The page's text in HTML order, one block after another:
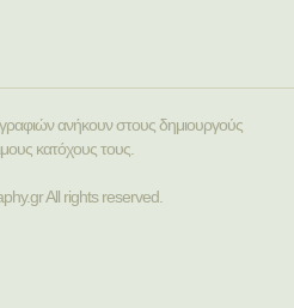
ανήκουν στους δημιουργούς
κατόχους τους.
All rights reserved.